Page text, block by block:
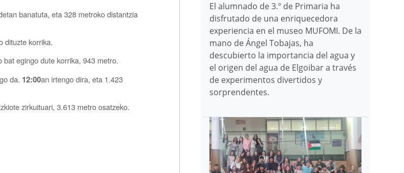
banatuta, eta 328 metroko distantzia
dituzte korrika.
egingo dute korrika, 943 metro.
da. 12:00an irtengo dira, eta 1.423
zirkuituari, 3.613 metro osatzeko.
El alumnado de 3.º de Primaria ha
disfrutado de una enriquecedora
experiencia en el museo MUFOMI. De la
mano de Ángel Tobajas, ha
descubierto la importancia del agua y
el origen del agua de Elgoibar a través
de experimentos divertidos y
sorprendentes.
Irudia